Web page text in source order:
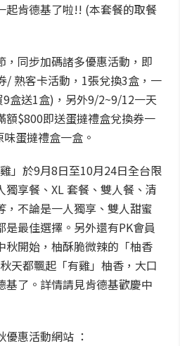
起肯德基了啦!! (本套餐的取餐
，同步加碼諸多優惠活動，即
/ 熟客卡活動，1張兌換3盒，一
盒送1盒)，另外9/2~9/12一天
額$800即送蛋撻禮盒兌換券一
蛋撻禮盒一盒。
」於9月8日至10月24日全台限
獨享餐、XL 套餐、雙人餐、清
，不論是一人獨享、雙人甜蜜
最佳選擇。另外還有PK會員
秋開始，柚酥脆微辣的「柚香
天都飄起「有雞」柚香，大口
基了。詳情請見肯德基歡慶中
惠活動網站 ：